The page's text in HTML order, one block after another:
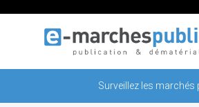
Surveillez les marchés